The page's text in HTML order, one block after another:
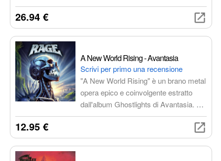
potenza e l'energia di un classico
superiore.
26.94 €
A New World Rising - Avantasia
Scrivi per primo una recensione
"A New World Rising" è un brano metal
opera epico e coinvolgente estratto
dall'album Ghostlights di Avantasia. Un
inno alla speranza e alla ribellione, con
12.95 €